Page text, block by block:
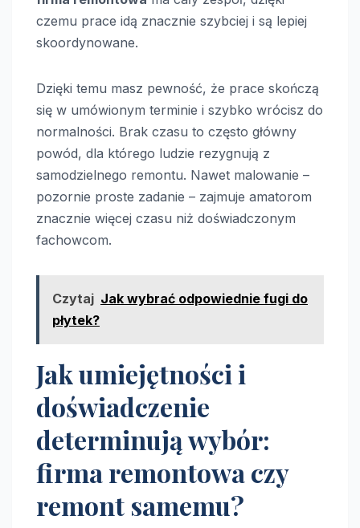
czemu prace idą znacznie szybciej i są lepiej
skoordynowane.
Dzięki temu masz pewność, że prace skończą
się w umówionym terminie i szybko wrócisz do
normalności. Brak czasu to często główny
powód, dla którego ludzie rezygnują z
samodzielnego remontu. Nawet malowanie –
pozornie proste zadanie – zajmuje amatorom
znacznie więcej czasu niż doświadczonym
fachowcom.
Czytaj Jak wybrać odpowiednie fugi do
płytek?
Jak umiejętności i
doświadczenie
determinują wybór:
firma remontowa czy
remont samemu?